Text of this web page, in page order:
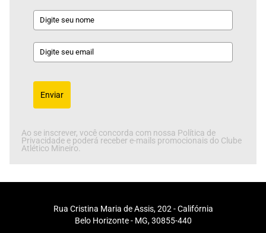
Enviar
Ao se inscrever, você concorda com nossa Política de
Privacidade e poderá receber e-mails promocionais do Clube
Atlético Mineiro.
Rua Cristina Maria de Assis, 202 - Califórnia
Belo Horizonte - MG, 30855-440